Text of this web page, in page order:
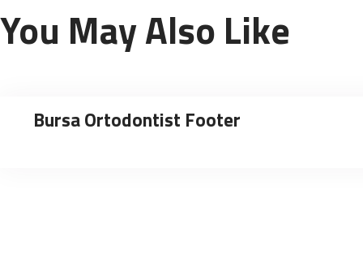
You May Also Like
Bursa Ortodontist Footer